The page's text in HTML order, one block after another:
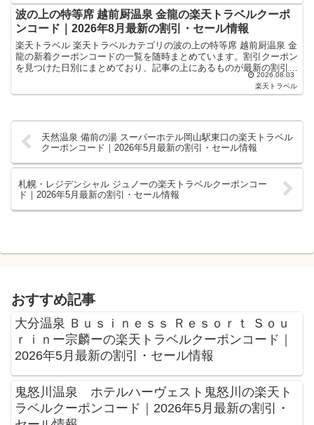
波の上の特等席 越前厨温泉 金龍の楽天トラベルクーポ
ンコード｜2026年8月最新の割引・セール情報
楽天トラベル 楽天トラベルカテゴリの波の上の特等席 越前厨温泉 金
龍の新着クーポンコードの一覧を随時まとめています。割引クーポン
を見つけた日別にまとめており、記事の上にあるものが最新の割引ク
ーポンになります。ホテル・旅館宿泊の予約などで使え...
2026.08.03
楽天トラベル
天然温泉 備前の湯 スーパーホテル岡山駅東口の楽天トラベル
クーポンコード｜2026年5月最新の割引・セール情報
札幌・レジデンシャル ジュノーの楽天トラベルクーポンコー
ド｜2026年5月最新の割引・セール情報
おすすめ記事
大分温泉 Ｂｕｓｉｎｅｓｓ Ｒｅｓｏｒｔ Ｓｏｕ
ｒｉｎー宗麟ーの楽天トラベルクーポンコード｜
2026年5月最新の割引・セール情報
鬼怒川温泉 ホテルハーヴェスト鬼怒川の楽天ト
ラベルクーポンコード｜2026年5月最新の割引・